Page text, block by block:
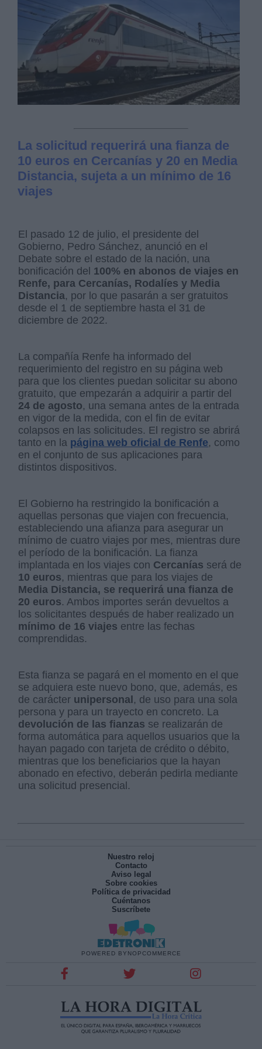
La solicitud requerirá una fianza de
10 euros en Cercanías y 20 en Media
Distancia, sujeta a un mínimo de 16
viajes
El pasado 12 de julio, el presidente del
Gobierno, Pedro Sánchez, anunció en el
Debate sobre el estado de la nación, una
bonificación del 100% en abonos de viajes en
Renfe, para Cercanías, Rodalíes y Media
Distancia, por lo que pasarán a ser gratuitos
desde el 1 de septiembre hasta el 31 de
diciembre de 2022.
La compañía Renfe ha informado del
requerimiento del registro en su página web
para que los clientes puedan solicitar su abono
gratuito, que empezarán a adquirir a partir del
24 de agosto, una semana antes de la entrada
en vigor de la medida, con el fin de evitar
colapsos en las solicitudes. El registro se abrirá
tanto en la página web oficial de Renfe, como
en el conjunto de sus aplicaciones para
distintos dispositivos.
El Gobierno ha restringido la bonificación a
aquellas personas que viajen con frecuencia,
estableciendo una afianza para asegurar un
mínimo de cuatro viajes por mes, mientras dure
el período de la bonificación. La fianza
implantada en los viajes con Cercanías será de
10 euros, mientras que para los viajes de
Media Distancia, se requerirá una fianza de
20 euros. Ambos importes serán devueltos a
los solicitantes después de haber realizado un
mínimo de 16 viajes entre las fechas
comprendidas.
Esta fianza se pagará en el momento en el que
se adquiera este nuevo bono, que, además, es
de carácter unipersonal , de uso para una sola
persona y para un trayecto en concreto. La
devolución de las fianzas se realizarán de
forma automática para aquellos usuarios que la
hayan pagado con tarjeta de crédito o débito,
mientras que los beneficiarios que la hayan
abonado en efectivo, deberán pedirla mediante
una solicitud presencial.
Nuestro reloj
Contacto
Aviso legal
Sobre cookies
Política de privacidad
Cuéntanos
Suscríbete
POWERED BY NOPCOMMERCE